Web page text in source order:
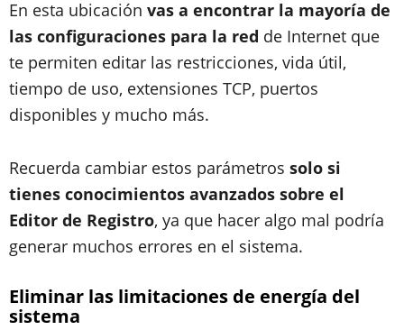
En esta ubicación vas a encontrar la mayoría de
las configuraciones para la red de Internet que
te permiten editar las restricciones, vida útil,
tiempo de uso, extensiones TCP, puertos
disponibles y mucho más.
Recuerda cambiar estos parámetros solo si
tienes conocimientos avanzados sobre el
Editor de Registro, ya que hacer algo mal podría
generar muchos errores en el sistema.
Eliminar las limitaciones de energía del
sistema